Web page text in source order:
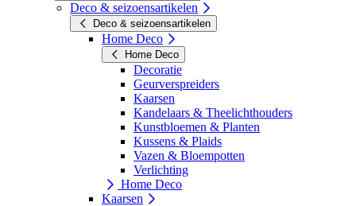
Deco & seizoensartikelen
Deco & seizoensartikelen
Home Deco
Home Deco
Decoratie
Geurverspreiders
Kaarsen
Kandelaars & Theelichthouders
Kunstbloemen & Planten
Kussens & Plaids
Vazen & Bloempotten
Verlichting
Home Deco
Kaarsen